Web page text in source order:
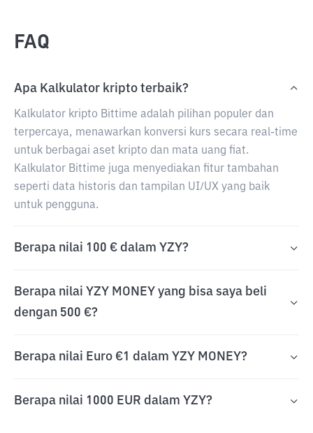
FAQ
Apa Kalkulator kripto terbaik?
Kalkulator kripto Bittime adalah pilihan populer dan
terpercaya, menawarkan konversi kurs secara real-time
untuk berbagai aset kripto dan mata uang fiat.
Kalkulator Bittime juga menyediakan fitur tambahan
seperti data historis dan tampilan UI/UX yang baik
untuk pengguna.
Berapa nilai 100 € dalam YZY?
Berapa nilai YZY MONEY yang bisa saya beli
dengan 500 €?
Berapa nilai Euro €1 dalam YZY MONEY?
Berapa nilai 1000 EUR dalam YZY?